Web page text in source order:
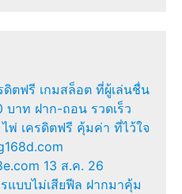
ดิตฟรี เกมสล็อต ที่ผู้เล่นชื่น
าท ฝาก-ถอน รวดเร็ว
พ่ เครดิตฟรี คุ้มค่า ที่ไว้ใจ
13 ส.ค. 26
แบบไม่เสียฟีล ฝากมาคุ้ม